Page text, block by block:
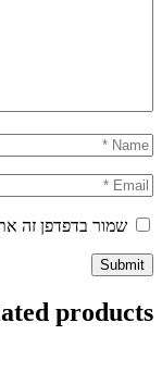
בדפדפן זה את
Related